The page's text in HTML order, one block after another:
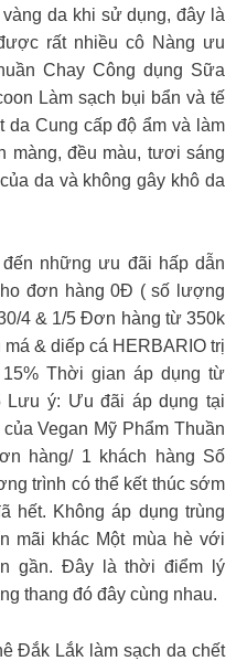
da khi sử dụng, đây là
rất nhiều cô Nàng ưu
Chay Công dụng Sữa
Làm sạch bụi bẩn và tế
da Cung cấp độ ẩm và làm
màng, đều màu, tươi sáng
da và không gây khô da
những ưu đãi hấp dẫn
đơn hàng 0Đ ( số lượng
4 & 1/5 Đơn hàng từ 350k
& diếp cá HERBARIO trị
Thời gian áp dụng từ
Lưu ý: Ưu đãi áp dụng tại
Vegan Mỹ Phẩm Thuần
hàng/ 1 khách hàng Số
trình có thể kết thúc sớm
hết. Không áp dụng trùng
mãi khác Một mùa hè với
gần. Đây là thời điểm lý
thang đó đây cùng nhau.
Đắk Lắk làm sạch da chết